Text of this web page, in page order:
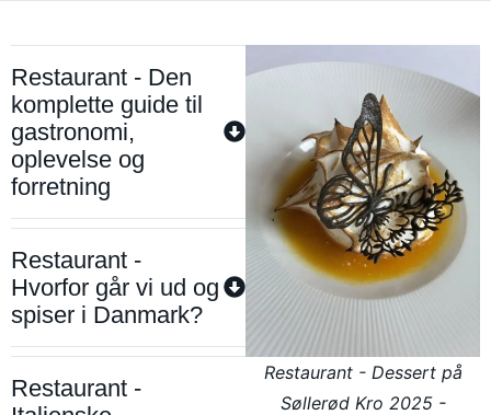
Restaurant - Den
komplette guide til
gastronomi,
oplevelse og
forretning
Restaurant -
Hvorfor går vi ud og
spiser i Danmark?
Restaurant -
Restaurant - Dessert på
Søllerød Kro 2025 -